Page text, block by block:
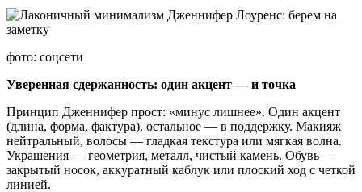
фото: соцсети
Уверенная сдержанность: один акцент — и точка
Принцип Дженнифер прост: «минус лишнее». Один акцент
(длина, форма, фактура), остальное — в поддержку. Макияж
нейтральный, волосы — гладкая текстура или мягкая волна.
Украшения — геометрия, металл, чистый камень. Обувь —
закрытый носок, аккуратный каблук или плоский ход с четкой
линией.